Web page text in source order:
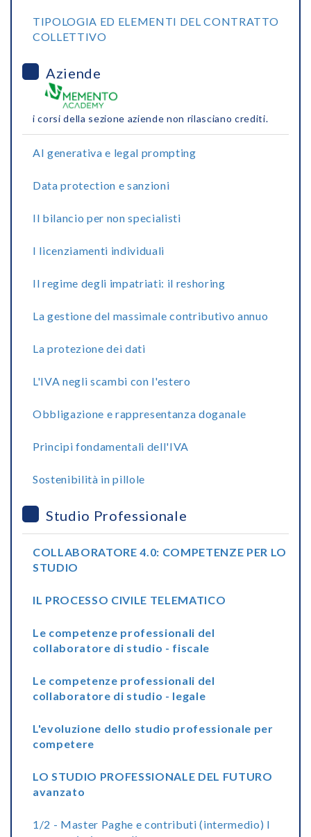
TIPOLOGIA ED ELEMENTI DEL CONTRATTO
COLLETTIVO
Aziende
i corsi della sezione aziende non rilasciano crediti.
AI generativa e legal prompting
Data protection e sanzioni
Il bilancio per non specialisti
I licenziamenti individuali
Il regime degli impatriati: il reshoring
La gestione del massimale contributivo annuo
La protezione dei dati
L'IVA negli scambi con l'estero
Obbligazione e rappresentanza doganale
Principi fondamentali dell'IVA
Sostenibilità in pillole
Studio Professionale
COLLABORATORE 4.0: COMPETENZE PER LO
STUDIO
IL PROCESSO CIVILE TELEMATICO
Le competenze professionali del
collaboratore di studio - fiscale
Le competenze professionali del
collaboratore di studio - legale
L'evoluzione dello studio professionale per
competere
LO STUDIO PROFESSIONALE DEL FUTURO
avanzato
1/2 - Master Paghe e contributi (intermedio) I